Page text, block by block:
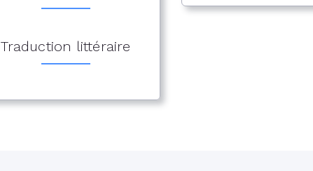
Traduction littéraire